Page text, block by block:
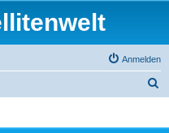
Anmelden